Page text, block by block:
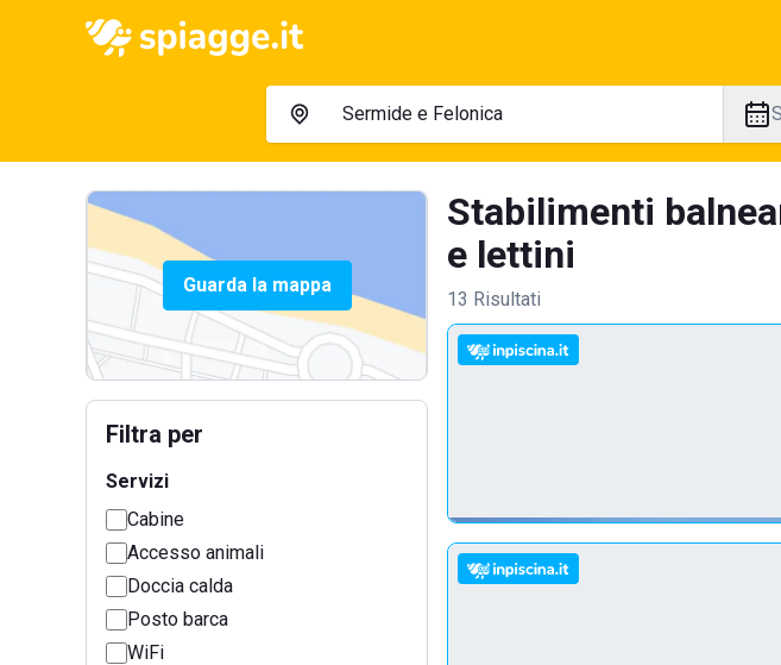
Guarda la mappa
Filtra per
Servizi
Cabine
Accesso animali
Doccia calda
Posto barca
WiFi
Stabilimenti
e lettini
13 Risultati